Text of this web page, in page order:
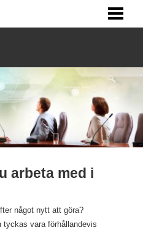
arbeta med i
något nytt att göra?
tyckas vara förhållandevis